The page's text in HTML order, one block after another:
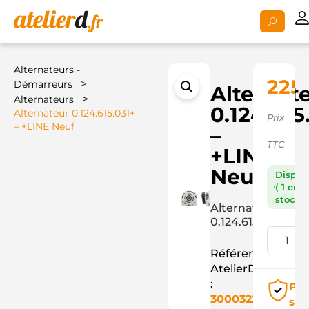
Alternateurs -
Démarreurs
>
Alternateurs >
Alternateur 0.124.615.031+
– +LINE Neuf
–
+LINE
Neuf
Alternateur
0.124.615.031+
Référence
AtelierD
:
3000322
Prix
TTC
( 1 en
stock )